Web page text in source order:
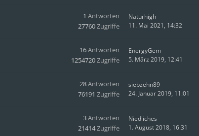
1 Antworten
27760Zugriffe
Naturhigh
11. Mai 2021, 14:32
16Antworten
1254720Zugriffe
EnergyGem
5. März 2019, 12:41
28Antworten
76191 Zugriffe
siebzehn89
24. Januar 2019, 11:01
3Antworten
21414Zugriffe
Niedliches
1. August 2018, 16:31